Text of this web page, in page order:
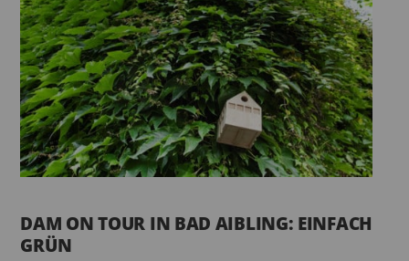
DAM ON TOUR IN BAD AIBLING: EINFACH
GRÜN